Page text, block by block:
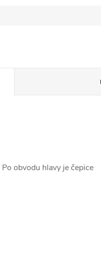
Po obvodu hlavy je čepice